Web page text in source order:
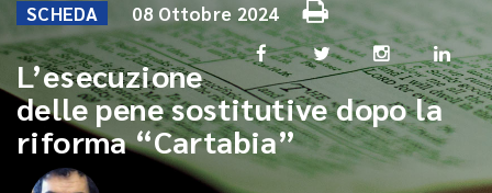
SCHEDA 08 Ottobre 2024
L’esecuzione
delle pene sostitutive dopo la
riforma “Cartabia”